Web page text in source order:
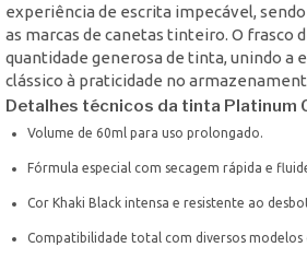
experiência de escrita impecável,
as marcas de canetas tinteiro. O frasco
quantidade generosa de tinta, unindo a
clássico à praticidade no
Detalhes técnicos da tinta Platinum
Volume de 60ml para uso prolongado.
Fórmula especial com secagem rápida e
Cor Khaki Black intensa e resistente ao
Compatibilidade total com diversos